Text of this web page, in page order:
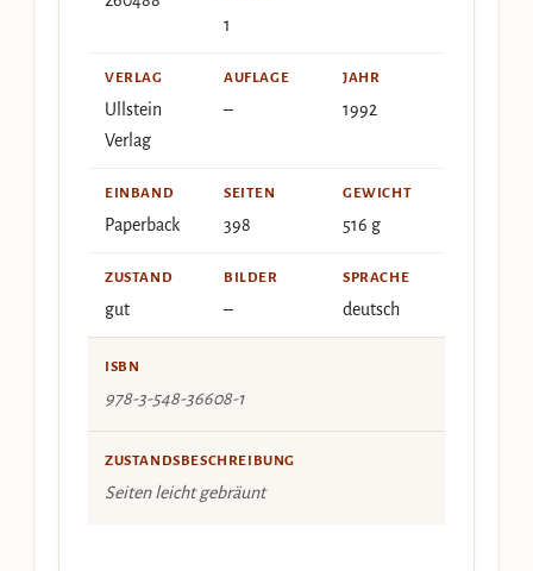
1
VERLAG
Ullstein
Verlag
AUFLAGE
–
JAHR
1992
EINBAND
Paperback
SEITEN
398
GEWICHT
516 g
ZUSTAND
gut
BILDER
–
SPRACHE
deutsch
ISBN
978-3-548-36608-1
ZUSTANDSBESCHREIBUNG
Seiten leicht gebräunt